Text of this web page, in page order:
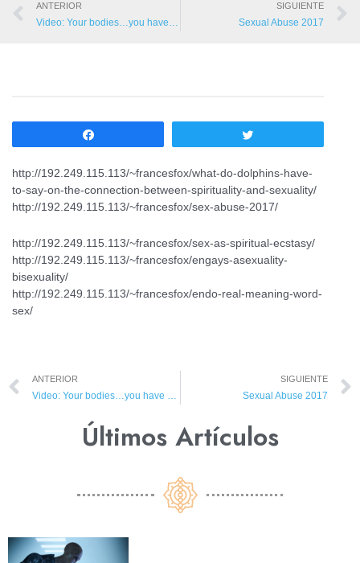
ANTERIOR
Video: Your bodies…you have more than one
SIGUIENTE
Sexual Abuse 2017
http://192.249.115.113/~francesfox/what-do-dolphins-have-
to-say-on-the-connection-between-spirituality-and-sexuality/
http://192.249.115.113/~francesfox/sex-abuse-2017/
http://192.249.115.113/~francesfox/sex-as-spiritual-ecstasy/
http://192.249.115.113/~francesfox/engays-asexuality-
bisexuality/
http://192.249.115.113/~francesfox/endo-real-meaning-word-
sex/
ANTERIOR
Video: Your bodies…you have more than one
SIGUIENTE
Sexual Abuse 2017
Últimos Artículos​